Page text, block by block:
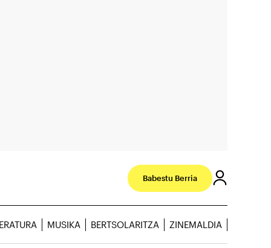
Babestu Berria
MUSIKA BERTSOLARITZA ZINEMALDIA